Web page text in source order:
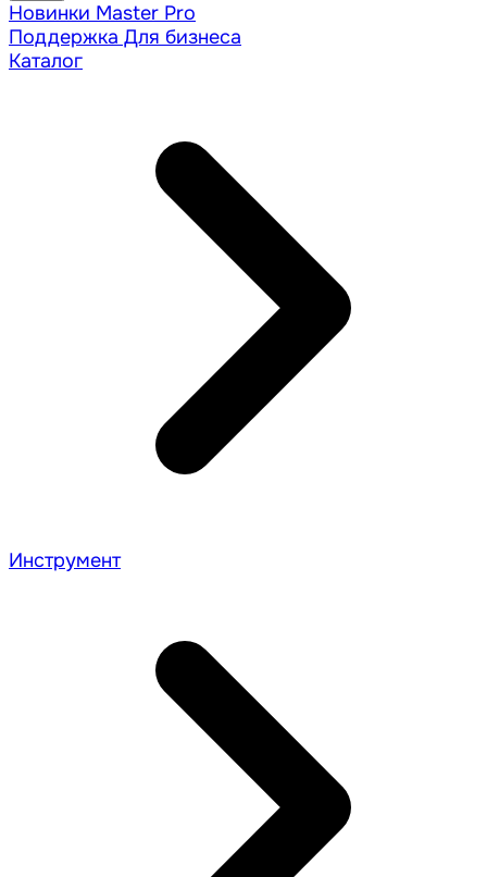
Новинки Master Pro
Поддержка Для бизнеса
Каталог
Инструмент